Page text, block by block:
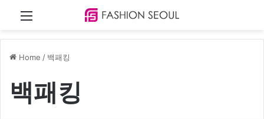
Home / 백패킹
백패킹